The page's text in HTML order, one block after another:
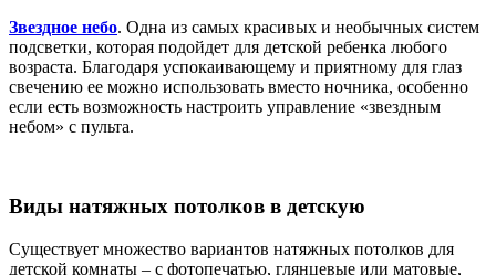
Звездное небо. Одна из самых красивых и необычных систем
подсветки, которая подойдет для детской ребенка любого
возраста. Благодаря успокаивающему и приятному для глаз
свечению ее можно использовать вместо ночника, особенно
если есть возможность настроить управление «звездным
небом» с пульта.
Виды натяжных потолков в детскую
Существует множество вариантов натяжных потолков для
детской комнаты – с фотопечатью, глянцевые или матовые,